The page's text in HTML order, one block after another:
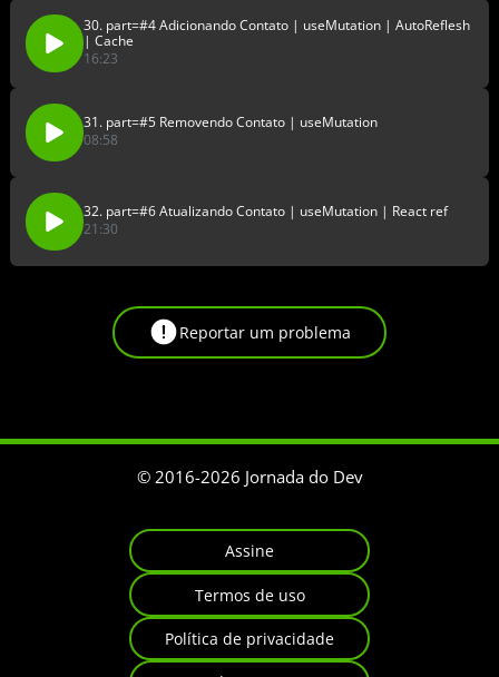
30. part=#4 Adicionando Contato | useMutation | AutoReflesh
| Cache
16:23
31. part=#5 Removendo Contato | useMutation
08:58
32. part=#6 Atualizando Contato | useMutation | React ref
21:30
Reportar um problema
© 2016-2026 Jornada do Dev
Assine
Termos de uso
Política de privacidade